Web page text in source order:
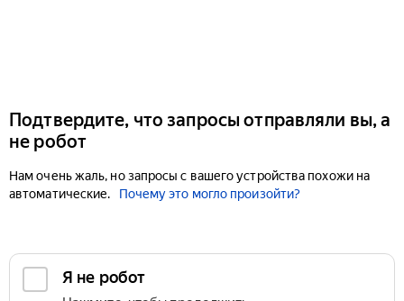
Подтвердите, что запросы отправляли вы, а
не робот
Нам очень жаль, но запросы с вашего устройства похожи на
автоматические.
Почему это могло произойти?